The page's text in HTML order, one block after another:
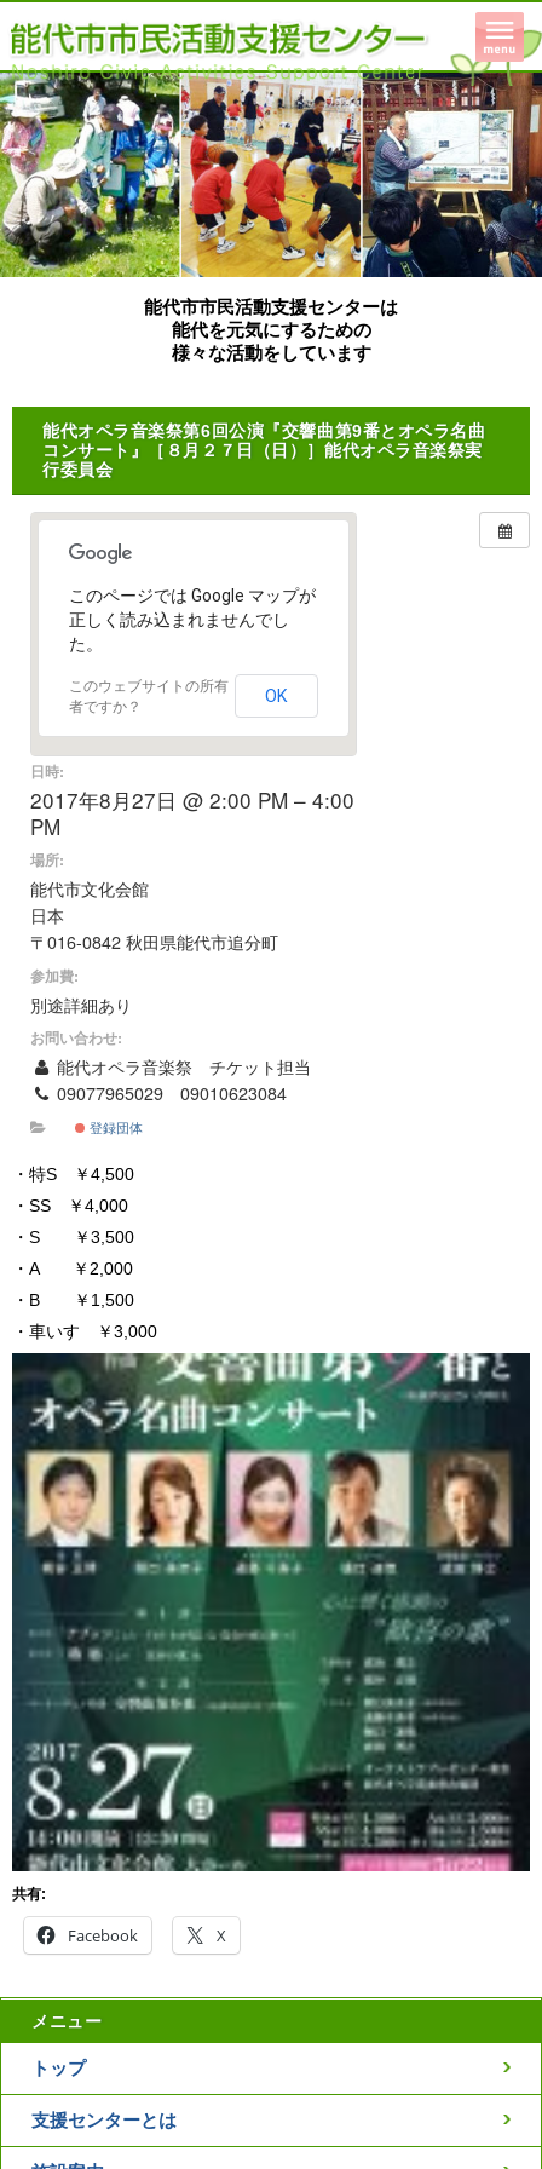
能代市市民活動支援センターは
能代を元気にするための
様々な活動をしています
能代オペラ音楽祭第6回公演『交響曲第9番とオペラ名曲
コンサート』［８月２７日（日）］能代オペラ音楽祭実
行委員会
このページでは Google マップが
正しく読み込まれませんでし
た。
このウェブサイトの所有
者ですか？
OK
日時:
2017年8月27日 @ 2:00 PM – 4:00
PM
場所:
能代市文化会館
日本
〒016-0842 秋田県能代市追分町
参加費:
別途詳細あり
お問い合わせ:
能代オペラ音楽祭 チケット担当
09077965029 09010623084
登録団体
・特S ￥4,500
・SS ￥4,000
・S ￥3,500
・A ￥2,000
・B ￥1,500
・車いす ￥3,000
共有:
Facebook X
メニュー
トップ
支援センターとは